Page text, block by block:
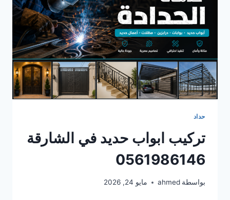
حداد
تركيب ابواب حديد في الشارقة
0561986146
بواسطة ahmed مايو 24, 2026